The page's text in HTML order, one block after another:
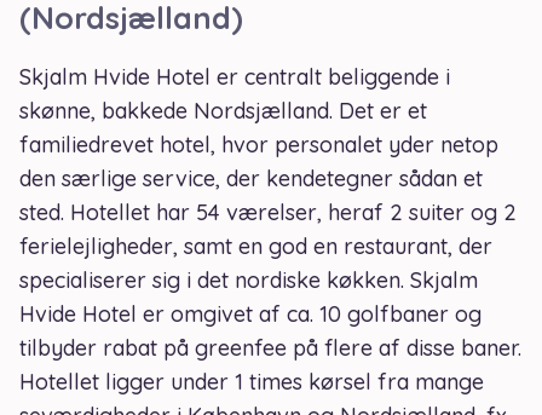
(Nordsjælland)
Skjalm Hvide Hotel er centralt beliggende i
skønne, bakkede Nordsjælland. Det er et
familiedrevet hotel, hvor personalet yder netop
den særlige service, der kendetegner sådan et
sted. Hotellet har 54 værelser, heraf 2 suiter og 2
ferielejligheder, samt en god en restaurant, der
specialiserer sig i det nordiske køkken. Skjalm
Hvide Hotel er omgivet af ca. 10 golfbaner og
tilbyder rabat på greenfee på flere af disse baner.
Hotellet ligger under 1 times kørsel fra mange